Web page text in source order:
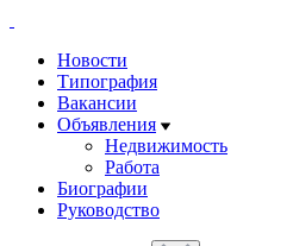
Новости
Типография
Вакансии
Объявления
Недвижимость
Работа
Биографии
Руководство